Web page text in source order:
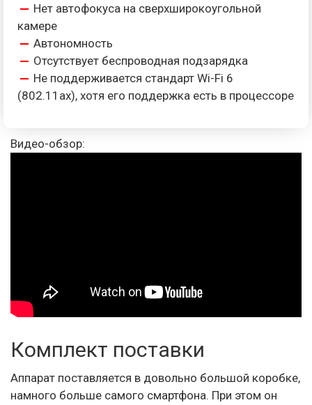
Нет автофокуса на сверхширокоугольной
камере
Автономность
Отсутствует беспроводная подзарядка
Не поддерживается стандарт Wi-Fi 6
(802.11ax), хотя его поддержка есть в процессоре
Видео-обзор:
Комплект поставки
Аппарат поставляется в довольно большой коробке,
намного больше самого смартфона. При этом он